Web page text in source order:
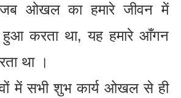
ओखल का हमारे जीवन में
हुआ करता था, यह हमारे आँगन
था ।
में सभी शुभ कार्य ओखल से ही